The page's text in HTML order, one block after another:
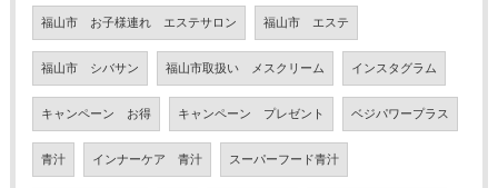
福山市 お子様連れ エステサロン 福山市 エステ
福山市 シバサン 福山市取扱い メスクリーム インスタグラム
キャンペーン お得 キャンペーン プレゼント ベジパワープラス
青汁 インナーケア 青汁 スーパーフード青汁